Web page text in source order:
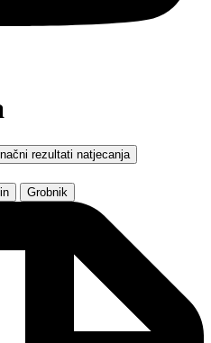
rezultati natjecanja
Grobnik